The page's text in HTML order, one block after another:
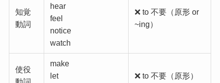
知覚
動詞
hear
feel
notice
watch
❌ to 不要（原形 or
~ing）
使役
make
let
❌ to 不要（原形）